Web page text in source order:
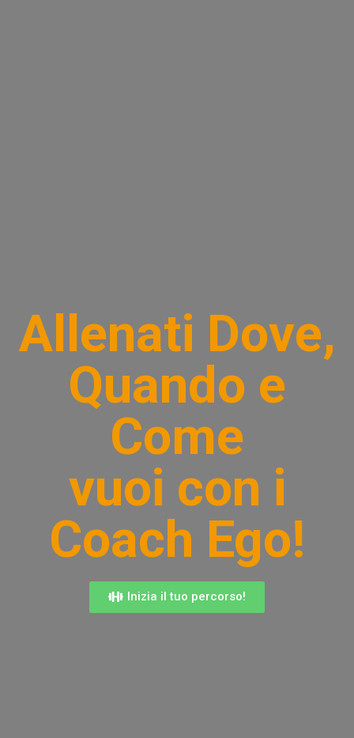
Allenati Dove,
Quando e
Come
vuoi con i
Coach Ego!
Inizia il tuo percorso!